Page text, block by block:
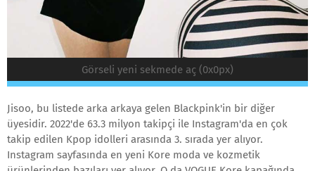
Görseli yeni sekmede aç (0x0px)
Jisoo, bu listede arka arkaya gelen Blackpink'in bir diğer
üyesidir. 2022'de 63.3 milyon takipçi ile Instagram'da en çok
takip edilen Kpop idolleri arasında 3. sırada yer alıyor.
Instagram sayfasında en yeni Kore moda ve kozmetik